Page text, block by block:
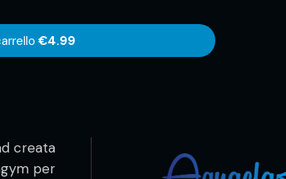
€4.99
creata
per